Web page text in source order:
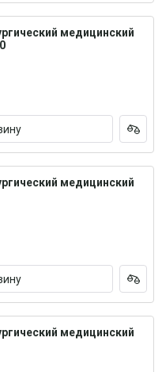
медицинский
медицинский
медицинский